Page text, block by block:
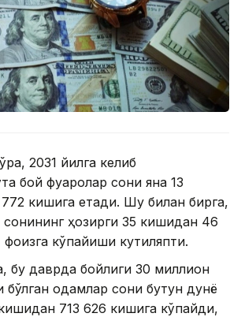
2031 йилга келиб
бой фуқаролар сони яна 13
кишига етади. Шу билан бирга,
ҳозирги 35 кишидан 46
фоизга кўпайиши кутиляпти.
бу даврда бойлиги 30 миллион
бўлган одамлар сони бутун дунё
713 626 кишига кўпайди,